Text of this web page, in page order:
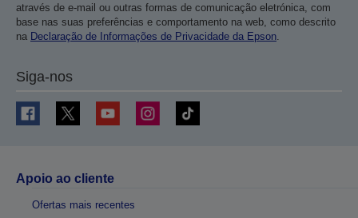
através de e-mail ou outras formas de comunicação eletrónica, com
base nas suas preferências e comportamento na web, como descrito
na Declaração de Informações de Privacidade da Epson
Siga-nos
Apoio ao cliente
Ofertas mais recentes